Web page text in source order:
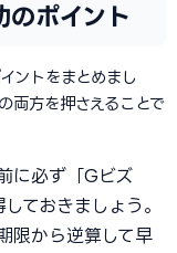
のポイント
ントをまとめまし
両方を押さえることで
に必ず「Gビズ
ておきましょう。
限から逆算して早